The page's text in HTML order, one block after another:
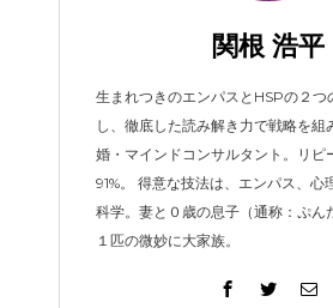
関根 浩平
生まれつきのエンパスとHSPの２つ
し、徹底した読み解き力で戦略を組
婚・マインドコンサルタント。リピ
91%。 得意な技法は、エンパス、心
科学。妻と０歳の息子（通称：ぷん
１匹の微妙に大家族。